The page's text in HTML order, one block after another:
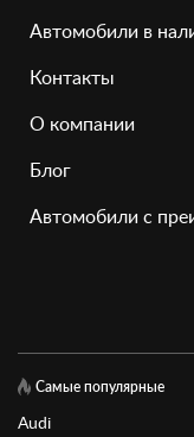
Автомобили в
Контакты
О компании
Блог
Автомобили с
Самые популярные
Audi